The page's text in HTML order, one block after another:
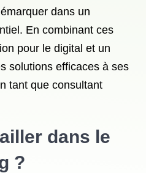
dans un
En combinant ces
pour le digital et un
solutions efficaces à ses
tant que consultant
dans le
?